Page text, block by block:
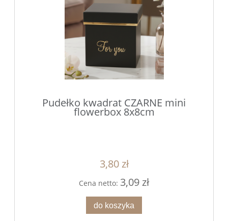
Pudełko kwadrat CZARNE mini
flowerbox 8x8cm
3,80 zł
Cena netto: 3,09 zł
do koszyka